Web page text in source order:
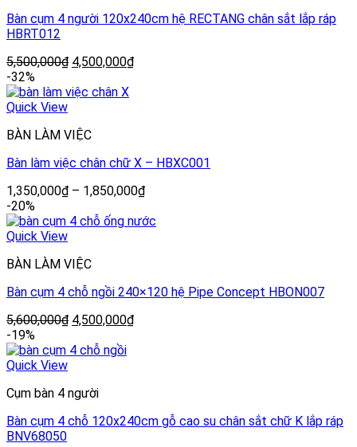
Bàn cụm 4 người 120x240cm hệ RECTANG chân sắt lắp ráp
HBRT012
5,500,000₫ 4,500,000₫
-32%
Quick View
BÀN LÀM VIỆC
Bàn làm việc chân chữ X – HBXC001
1,350,000₫ – 1,850,000₫
-20%
Quick View
BÀN LÀM VIỆC
Bàn cụm 4 chỗ ngồi 240×120 hệ Pipe Concept HBON007
5,600,000₫ 4,500,000₫
-19%
Quick View
Cụm bàn 4 người
Bàn cụm 4 chỗ 120x240cm gỗ cao su chân sắt chữ K lắp ráp
BNV68050